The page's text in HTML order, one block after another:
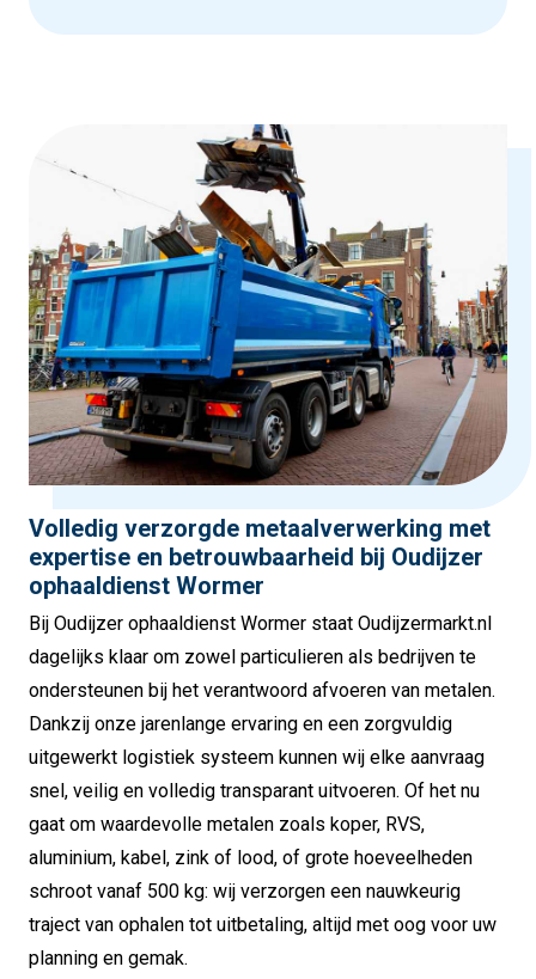
Volledig verzorgde metaalverwerking met
expertise en betrouwbaarheid bij Oudijzer
ophaaldienst Wormer
Bij Oudijzer ophaaldienst Wormer staat Oudijzermarkt.nl
dagelijks klaar om zowel particulieren als bedrijven te
ondersteunen bij het verantwoord afvoeren van metalen.
Dankzij onze jarenlange ervaring en een zorgvuldig
uitgewerkt logistiek systeem kunnen wij elke aanvraag
snel, veilig en volledig transparant uitvoeren. Of het nu
gaat om waardevolle metalen zoals koper, RVS,
aluminium, kabel, zink of lood, of grote hoeveelheden
schroot vanaf 500 kg: wij verzorgen een nauwkeurig
traject van ophalen tot uitbetaling, altijd met oog voor uw
planning en gemak.